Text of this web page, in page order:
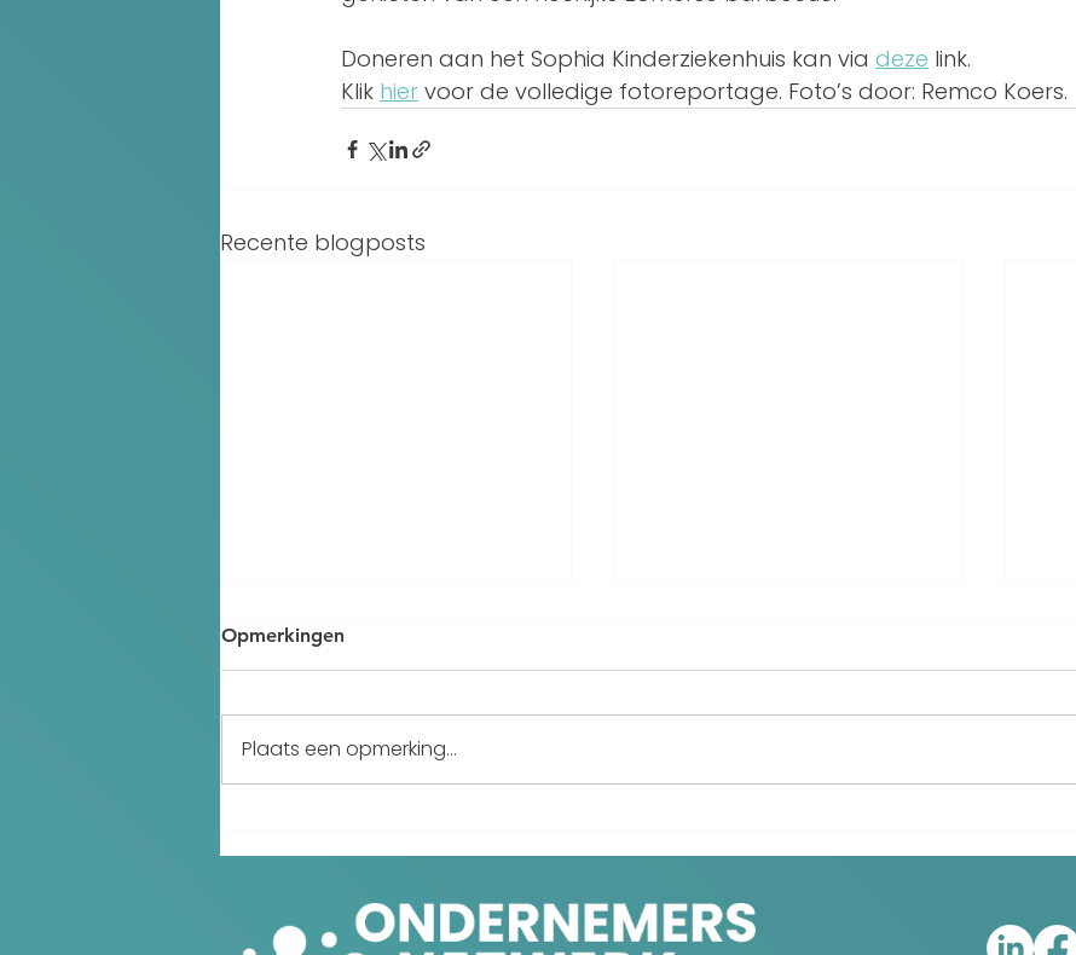
Doneren aan het Sophia Kinderziekenhuis kan via deze link.
Klik hier voor de volledige fotoreportage. Foto’s door: Remco Koers.
Recente blogposts
Sollicitatietraining JINC
Pickleball
en
Opmerkingen
Plaats een opmerking...